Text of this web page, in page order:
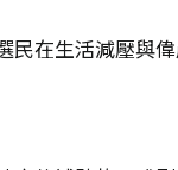
民在生活減壓與